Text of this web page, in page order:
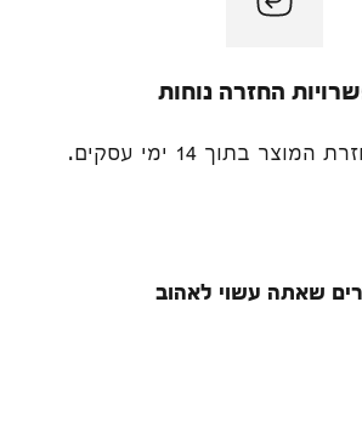
עלול להיכנס לתיבת ספאם.
החזרה נוחות
בתוך 14 ימי עסקים.
שאתה עשוי לאהוב